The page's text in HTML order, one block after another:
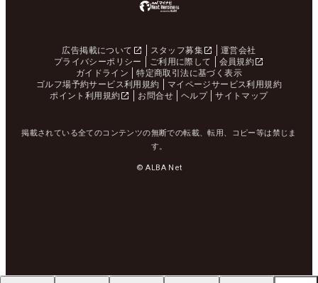
広告掲載について スタッフ募集
運営会社
プライバシーポリシー
ご利用に際して
会員規約
ガイドライン
特定商取引法に基づく表示
ゴルフ場予約サービス利用規約
マイページサービス利用規約
ポイント利用規約
お問合せ ヘルプ サイトマップ
掲載されている全てのコンテンツの無断での転載、転用、コピー等は禁じま
す。
© ALBA Net